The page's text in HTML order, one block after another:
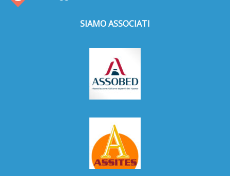
SIAMO ASSOCIATI